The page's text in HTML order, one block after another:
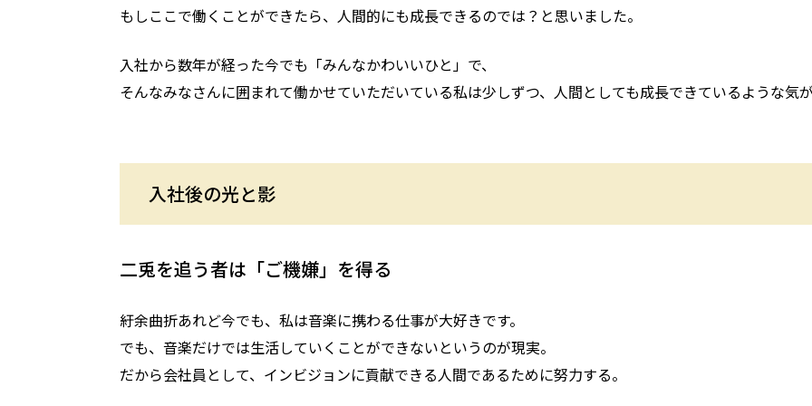
もしここで働くことができたら、人間的にも成長できるのでは？と思いました。
入社から数年が経った今でも「みんなかわいいひと」で、
そんなみなさんに囲まれて働かせていただいている私は少しずつ、人間としても成長できているような気が
入社後の光と影
二兎を追う者は「ご機嫌」を得る
紆余曲折あれど今でも、私は音楽に携わる仕事が大好きです。
でも、音楽だけでは生活していくことができないというのが現実。
だから会社員として、インビジョンに貢献できる人間であるために努力する。